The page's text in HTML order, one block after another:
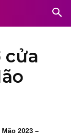
cửa
2023 –